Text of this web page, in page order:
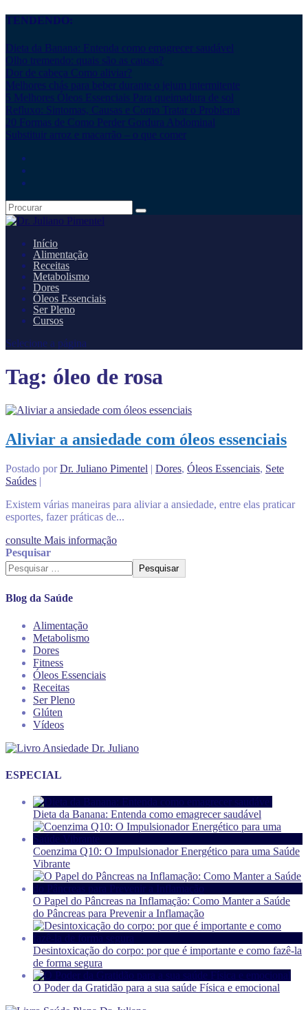
TENDENDO:
Dieta da Banana: Entenda como emagrecer saudável
Olho tremendo: quais são as causas?
Dor de cabeça Como aliviar?
Melhores chás para beber durante o jejum intermitente
5 Melhores Óleos Essenciais Para queimadura de sol
Refluxo: Sintomas, Causas e Como Tratar o Problema
20 Formas de Como Perder Gordura Abdominal
Substituir arroz e macarrão – o que comer
Início
Alimentação
Receitas
Metabolismo
Dores
Óleos Essenciais
Ser Pleno
Cursos
Selecione a página
Tag: óleo de rosa
Aliviar a ansiedade com óleos essenciais
Postado porDr. Juliano Pimentel | Dores, Óleos Essenciais, Sete
Saúdes |
Existem várias maneiras para aliviar a ansiedade, entre elas praticar
esportes, fazer práticas de...
consulte Mais informação
Pesquisar
Pesquisar
Blog da Saúde
Alimentação
Metabolismo
Dores
Fitness
Óleos Essenciais
Receitas
Ser Pleno
Glúten
Vídeos
ESPECIAL
Dieta da Banana: Entenda como emagrecer saudável
Coenzima Q10: O Impulsionador Energético para uma Saúde
Vibrante
O Papel do Pâncreas na Inflamação: Como Manter a Saúde
do Pâncreas para Prevenir a Inflamação
Desintoxicação do corpo: por que é importante e como fazê-la
de forma segura
O Poder da Gratidão para a sua saúde Física e emocional